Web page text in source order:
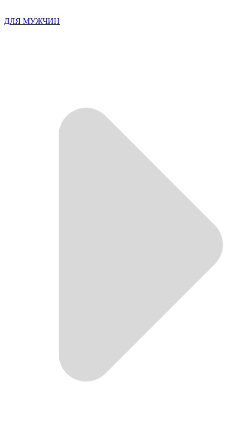
ДЛЯ МУЖЧИН